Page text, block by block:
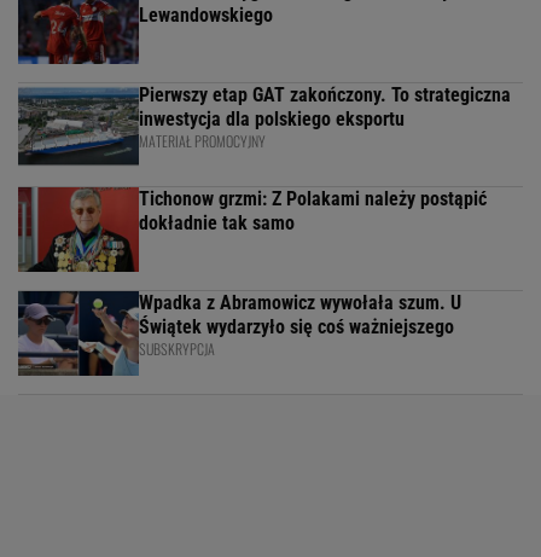
Lewandowskiego
Pierwszy etap GAT zakończony. To strategiczna
inwestycja dla polskiego eksportu
MATERIAŁ PROMOCYJNY
Tichonow grzmi: Z Polakami należy postąpić
dokładnie tak samo
Wpadka z Abramowicz wywołała szum. U
Świątek wydarzyło się coś ważniejszego
SUBSKRYPCJA